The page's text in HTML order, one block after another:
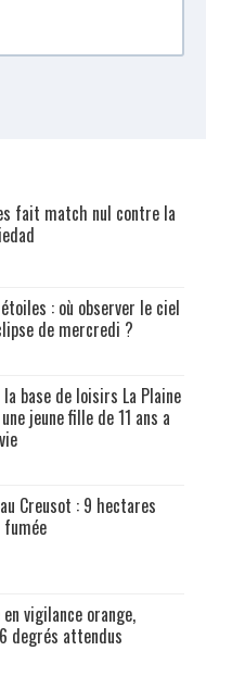
fait match nul contre la
: où observer le ciel
de mercredi ?
la base de loisirs La Plaine
jeune fille de 11 ans a
Creusot : 9 hectares
en vigilance orange,
degrés attendus